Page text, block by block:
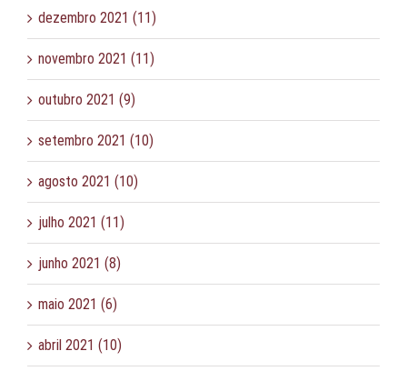
dezembro 2021 (11)
novembro 2021 (11)
outubro 2021 (9)
setembro 2021 (10)
agosto 2021 (10)
julho 2021 (11)
junho 2021 (8)
maio 2021 (6)
abril 2021 (10)